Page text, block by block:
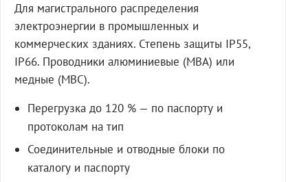
Для магистрального распределения
электроэнергии в промышленных и
коммерческих зданиях. Степень защиты IP55,
IP66. Проводники алюминиевые (МВА) или
медные (МВС).
Перегрузка до 120 % — по паспорту и
протоколам на тип
Соединительные и отводные блоки по
каталогу и паспорту